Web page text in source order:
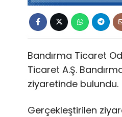
Bandırma Ticaret
Ticaret A.Ş.
ziyaretinde bulundu.
Gerçekleştirilen